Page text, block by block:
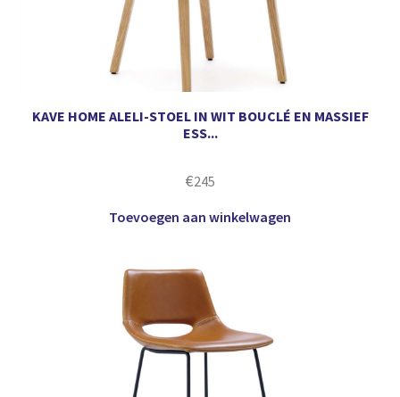
KAVE HOME ALELI-STOEL IN WIT BOUCLÉ EN MASSIEF
ESS...
€245
Toevoegen aan winkelwagen